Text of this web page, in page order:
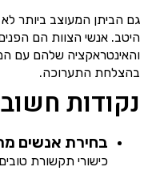
גם הביתן המעוצב ביותר לא
היטב. אנשי הצוות הם
והאינטראקציה שלהם עם
בהצלחת התערוכה.
נקודות
בחירת אנשים
כישורי תקשורת